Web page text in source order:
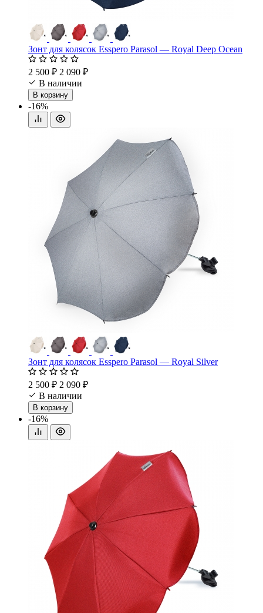
Зонт для колясок Esspero Parasol — Royal Deep Ocean
2 500 ₽ 2 090 ₽
В наличии
В корзину
-16%
Зонт для колясок Esspero Parasol — Royal Silver
2 500 ₽ 2 090 ₽
В наличии
В корзину
-16%